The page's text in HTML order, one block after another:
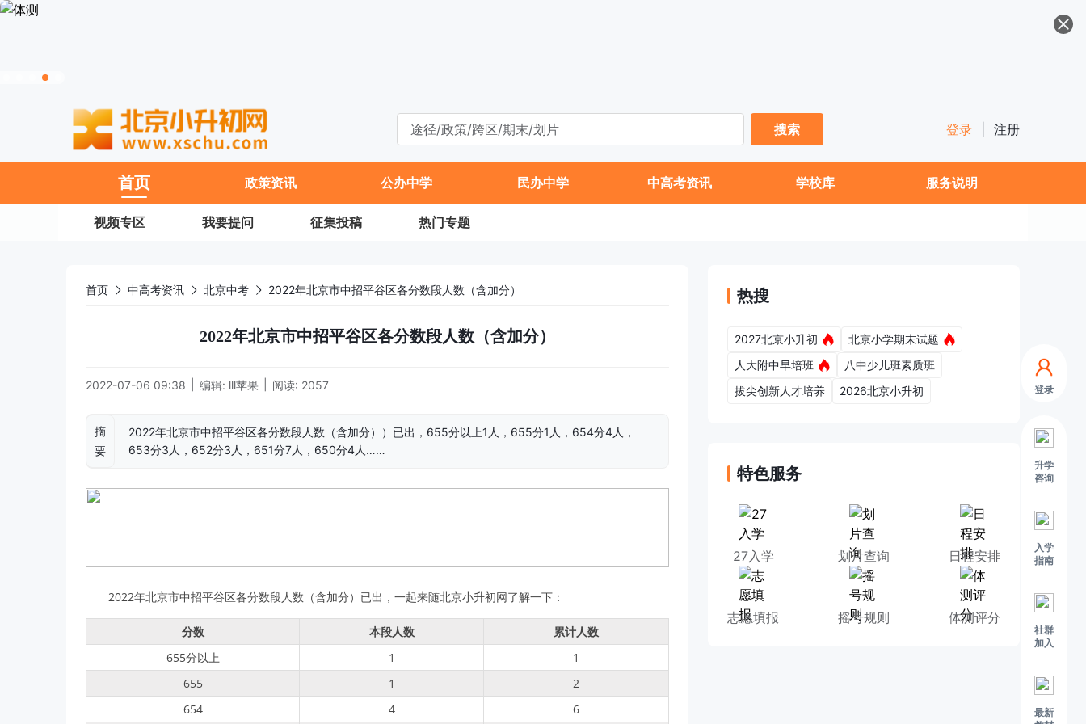
登录
升学
咨询
入学
指南
社群
加入
最新
搜索
登录 注册
首页 政策资讯 公办中学 民办中学 中高考资讯 学校库 服务说明
视频专区 我要提问 征集投稿 热门专题
首页 中高考资讯 北京中考 2022年北京市中招平谷区各分数段人数（含加分）
2022年北京市中招平谷区各分数段人数（含加分）
2022-07-06 09:38 编辑: lll苹果 阅读: 2057
摘
要
2022年北京市中招平谷区各分数段人数（含加分））已出，655分以上1人，655分1人，654分4人，
653分3人，652分3人，651分7人，650分4人……
2022年北京市中招平谷区各分数段人数（含加分）已出，一起来随北京小升初网了解一下：
分数 本段人数
累计人数
655分以上
1
1
655
1
2
654
4 6
热搜
2027北京小升初
北京小学期末试题
人大附中早培班
八中少儿班素质班
拔尖创新人才培养
2026北京小升初
特色服务
27入学 划片查询 日程安排
志愿填报 摇号规则 体测评分